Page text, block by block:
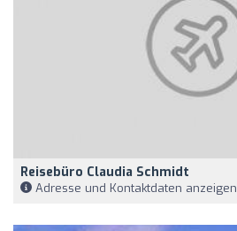
Reisebüro Claudia Schmidt
Adresse und Kontaktdaten anzeigen